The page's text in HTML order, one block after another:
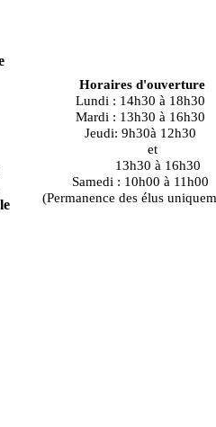
Horaires d'ouverture
Lundi : 14h30 à 18h30
Mardi : 13h30 à 16h30
Jeudi: 9h30à 12h30
et
13h30 à 16h30
Samedi : 10h00 à 11h00
(Permanence des élus